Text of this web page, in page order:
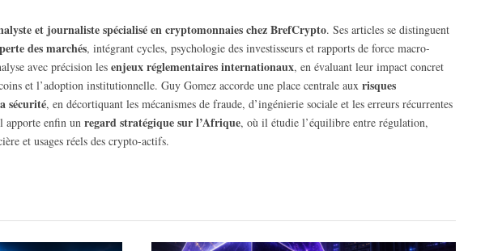
et journaliste spécialisé en cryptomonnaies chez BrefCrypto. Ses articles se distinguent
des marchés, intégrant cycles, psychologie des investisseurs et rapports de force macro-
avec précision les enjeux réglementaires internationaux, en évaluant leur impact concret
et l’adoption institutionnelle. Guy Gomez accorde une place centrale aux risques
sécurité, en décortiquant les mécanismes de fraude, d’ingénierie sociale et les erreurs récurrentes
apporte enfin un regard stratégique sur l’Afrique, où il étudie l’équilibre entre régulation,
et usages réels des crypto-actifs.